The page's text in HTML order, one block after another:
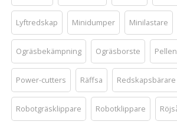
Lyftredskap Minidumper Minilastare
Ogräsbekämpning Ogräsborste
Power-cutters Räffsa Redskapsbärare
Robotgräsklippare Robotklippare